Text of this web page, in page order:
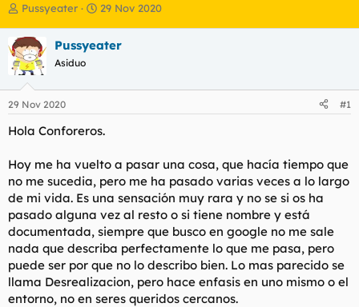
I
i
c
i
a
d
o
d
l
t
e
a
Pussyeater
F
h
e
i
i
o
29 Nov 2020
Pussyeater
Asiduo
29 Nov 2020 #1
Hola Conforeros.
Hoy me ha vuelto a pasar una cosa, que hacía tiempo que
no me sucedia, pero me ha pasado varias veces a lo largo
de mi vida. Es una sensación muy rara y no se si os ha
pasado alguna vez al resto o si tiene nombre y está
documentada, siempre que busco en google no me sale
nada que describa perfectamente lo que me pasa, pero
puede ser por que no lo describo bien. Lo mas parecido se
llama Desrealizacion, pero hace enfasis en uno mismo o el
entorno, no en seres queridos cercanos.